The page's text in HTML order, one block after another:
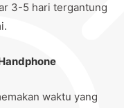
3-5 hari tergantung
waktu yang